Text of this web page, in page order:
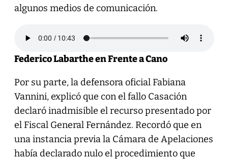
algunos medios de comunicación.
Federico Labarthe en Frente a Cano
Por su parte, la defensora oficial Fabiana
Vannini, explicó que con el fallo Casación
declaró inadmisible el recurso presentado por
el Fiscal General Fernández. Recordó que en
una instancia previa la Cámara de Apelaciones
había declarado nulo el procedimiento que